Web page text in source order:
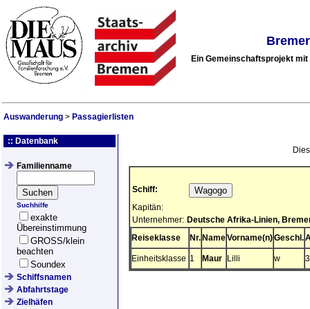
Ein Gemeinschaftsprojekt
Auswanderung > Passagierlisten
:: Datenbank
Familienname
Suchhilfe
exakte
Übereinstimmung
GROSS/klein
beachten
Soundex
Schiffsnamen
Abfahrtstage
Zielhäfen
Schiff:
Kapitän:
Unternehmer: Deutsche Afrika-Linien,
Reiseklasse
Nr. NameVorname(n)Geschl.
Einheitsklasse 1 Maur Lilli w